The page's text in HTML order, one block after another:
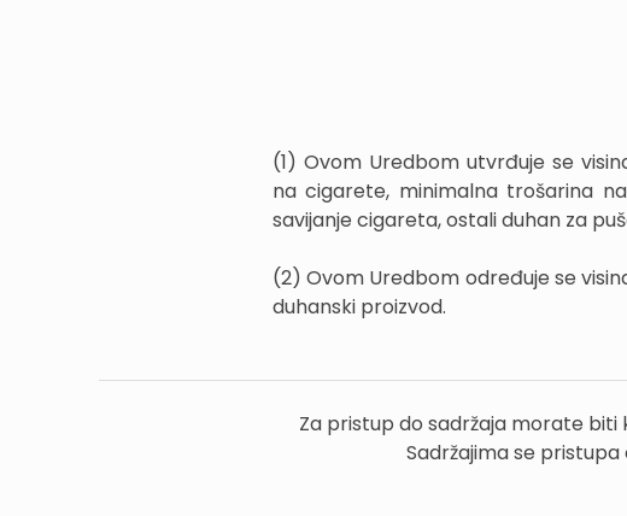
(1) Ovom Uredbom utvrđuje se
na cigarete, minimalna trošarina
savijanje cigareta, ostali duhan za
(2) Ovom Uredbom određuje se
duhanski proizvod.
Za pristup do sadržaja morate
Sadržajima se